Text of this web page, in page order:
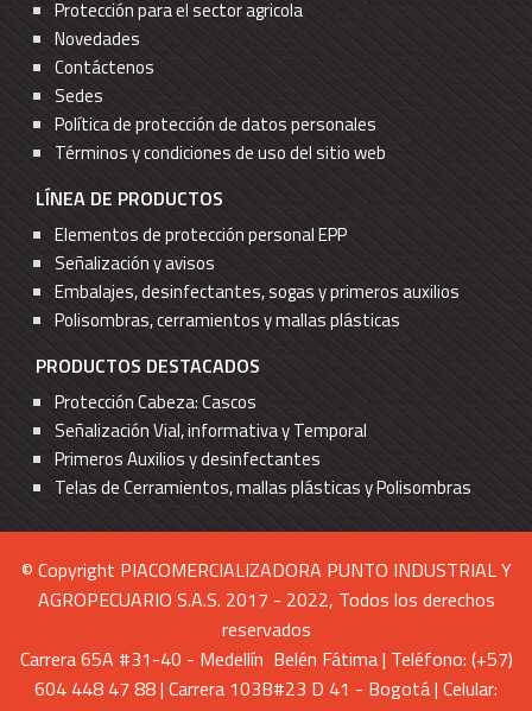
Protección para el sector agricola
Novedades
Contáctenos
Sedes
Política de protección de datos personales
Términos y condiciones de uso del sitio web
LÍNEA DE PRODUCTOS
Elementos de protección personal EPP
Señalización y avisos
Embalajes, desinfectantes, sogas y primeros auxilios
Polisombras, cerramientos y mallas plásticas
PRODUCTOS DESTACADOS
Protección Cabeza: Cascos
Señalización Vial, informativa y Temporal
Primeros Auxilios y desinfectantes
Telas de Cerramientos, mallas plásticas y Polisombras
© Copyright PIACOMERCIALIZADORA PUNTO INDUSTRIAL Y
AGROPECUARIO S.A.S. 2017 - 2022, Todos los derechos
reservados
Carrera 65A #31-40 - Medellín Belén Fátima | Teléfono: (+57)
604 448 47 88 | Carrera 103B#23 D 41 - Bogotá | Celular: